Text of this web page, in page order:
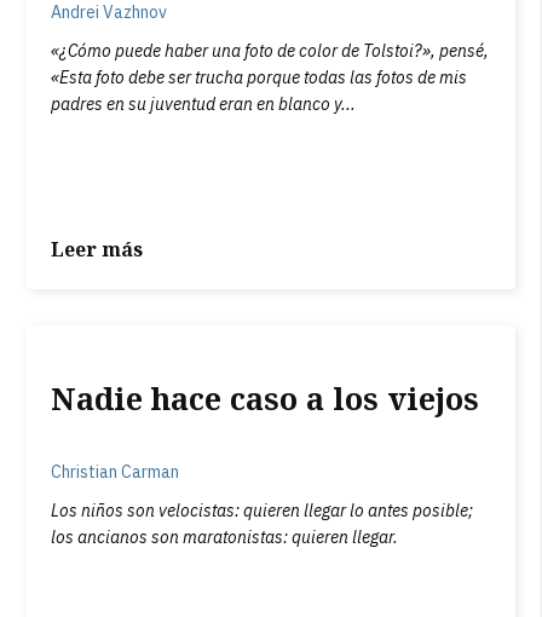
Andrei Vazhnov
«¿Cómo puede haber una foto de color de Tolstoi?», pensé,
«Esta foto debe ser trucha porque todas las fotos de mis
padres en su juventud eran en blanco y...
Leer más
Nadie hace caso a los viejos
Christian Carman
Los niños son velocistas: quieren llegar lo antes posible;
los ancianos son maratonistas: quieren llegar.